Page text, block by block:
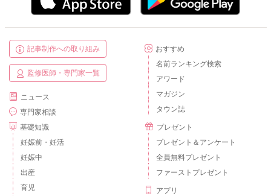
記事制作への取り組み
監修医師・専門家一覧
ニュース
専門家相談
基礎知識
妊娠前・妊活
妊娠中
出産
育児
おすすめ
名前ランキング検索
アワード
マガジン
タウン誌
プレゼント
プレゼント＆アンケート
全員無料プレゼント
ファーストプレゼント
アプリ